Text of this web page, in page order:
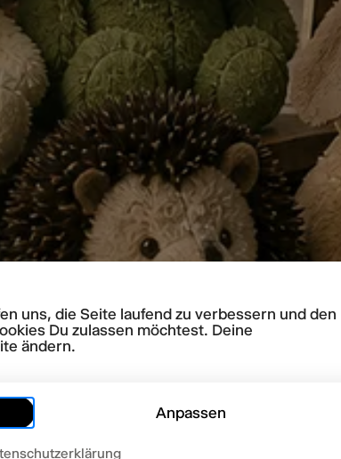
uns, die Seite laufend zu verbessern und den
Du zulassen möchtest. Deine
ändern.
Anpassen